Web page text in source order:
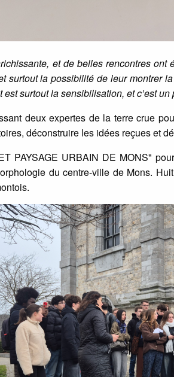
et de belles rencontres
surtout la possibilité de leur montrer
est surtout la sensibilisation, et c’est
deux expertes de la terre crue
déconstruire les idées reçues et
PAYSAGE URBAIN DE MONS"
du centre-ville de Mons.